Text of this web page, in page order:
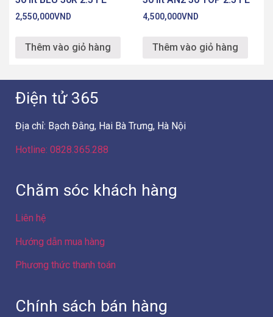
2,550,000VND
Thêm vào giỏ hàng
4,500,000VND
Thêm vào giỏ hàng
Điện tử 365
Địa chỉ: Bạch Đằng, Hai Bà Trưng, Hà Nội
Hotline: 0828.365.288
Chăm sóc khách hàng
Liên hệ
Hướng dẫn mua hàng
Phương thức thanh toán
Chính sách bán hàng